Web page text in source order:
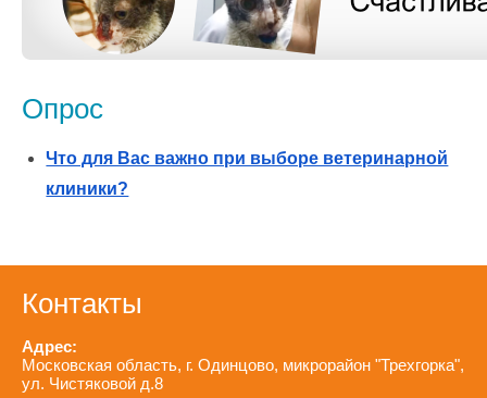
Опрос
Что для Вас важно при выборе ветеринарной
клиники?
Контакты
Адрес:
Московская область, г. Одинцово, микрорайон "Трехгорка",
ул. Чистяковой д.8